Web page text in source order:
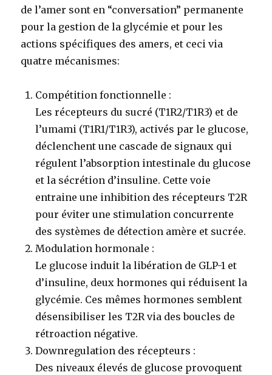
de l’amer sont en “conversation” permanente
pour la gestion de la glycémie et pour les
actions spécifiques des amers, et ceci via
quatre mécanismes:
Compétition fonctionnelle :
Les récepteurs du sucré (T1R2/T1R3) et de
l’umami (T1R1/T1R3), activés par le glucose,
déclenchent une cascade de signaux qui
régulent l’absorption intestinale du glucose
et la sécrétion d’insuline. Cette voie
entraine une inhibition des récepteurs T2R
pour éviter une stimulation concurrente
des systèmes de détection amère et sucrée.
Modulation hormonale :
Le glucose induit la libération de GLP-1 et
d’insuline, deux hormones qui réduisent la
glycémie. Ces mêmes hormones semblent
désensibiliser les T2R via des boucles de
rétroaction négative.
Downregulation des récepteurs :
Des niveaux élevés de glucose provoquent